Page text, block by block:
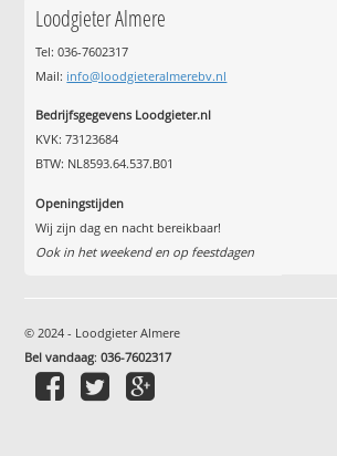
Loodgieter Almere
Tel: 036-7602317
Mail: info@loodgieteralmerebv.nl
Bedrijfsgegevens Loodgieter.nl
KVK: 73123684
BTW: NL8593.64.537.B01
Openingstijden
Wij zijn dag en nacht bereikbaar!
Ook in het weekend en op feestdagen
© 2024 - Loodgieter Almere
Bel vandaag:036-7602317